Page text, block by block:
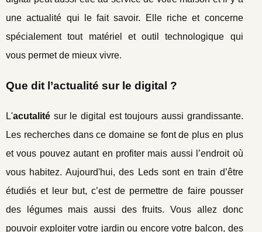
une actualité qui le fait savoir. Elle riche et concerne
spécialement tout matériel et outil technologique qui
vous permet de mieux vivre.
Que dit l’actualité sur le digital ?
L'acutalité sur le digital est toujours aussi grandissante.
Les recherches dans ce domaine se font de plus en plus
et vous pouvez autant en profiter mais aussi l’endroit où
vous habitez. Aujourd'hui, des Leds sont en train d’être
étudiés et leur but, c’est de permettre de faire pousser
des légumes mais aussi des fruits. Vous allez donc
pouvoir exploiter votre jardin ou encore votre balcon, des